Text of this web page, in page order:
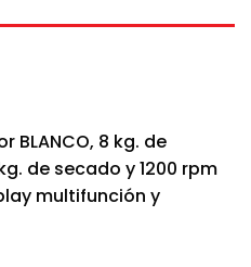
BLANCO, 8 kg. de
de secado y 1200 rpm
multifunción y